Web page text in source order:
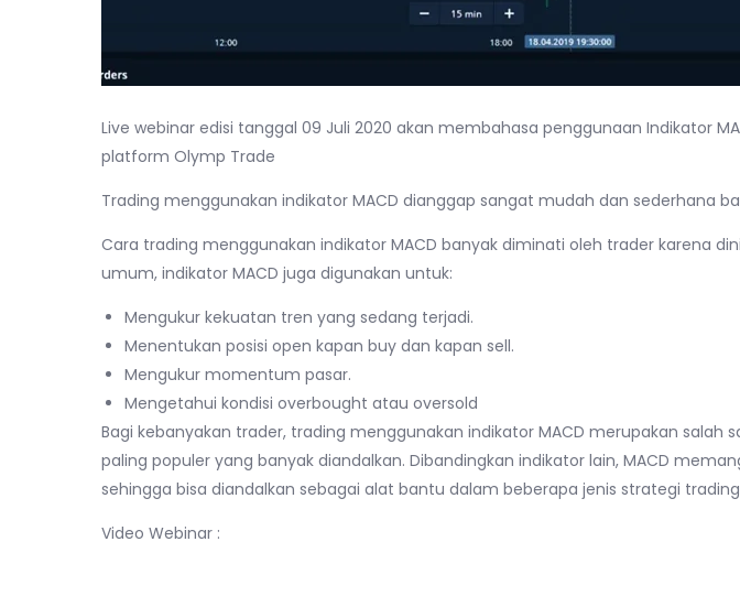
Live webinar edisi tanggal 09 Juli 2020 akan membahasa penggunaan Indikator
platform Olymp Trade
Trading menggunakan indikator MACD dianggap sangat mudah dan sederhana
Cara trading menggunakan indikator MACD banyak diminati oleh trader karena
umum, indikator MACD juga digunakan untuk:
Mengukur kekuatan tren yang sedang terjadi.
Menentukan posisi open kapan buy dan kapan sell.
Mengukur momentum pasar.
Mengetahui kondisi overbought atau oversold
Bagi kebanyakan trader, trading menggunakan indikator MACD merupakan salah
paling populer yang banyak diandalkan. Dibandingkan indikator lain, MACD
sehingga bisa diandalkan sebagai alat bantu dalam beberapa jenis strategi
Video Webinar :